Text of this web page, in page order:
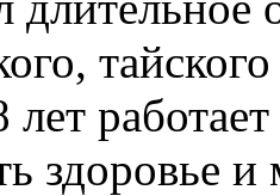
лет
здоровье и